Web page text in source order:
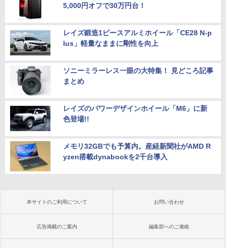
5,000円オフで30万円台！
レイズ鍛造1ピースアルミホイール「CE28 N-p
lus」軽量なままに剛性を向上
ソニーミラーレス一眼の大特集！ 見どころ記事
まとめ
レイズのパワーデザインホイール「M6」に新
色登場!!
メモリ32GBでも予算内。産経新聞社がAMD R
yzen搭載dynabookを2千台導入
本サイトのご利用について お問い合わせ
広告掲載のご案内 編集部へのご連絡